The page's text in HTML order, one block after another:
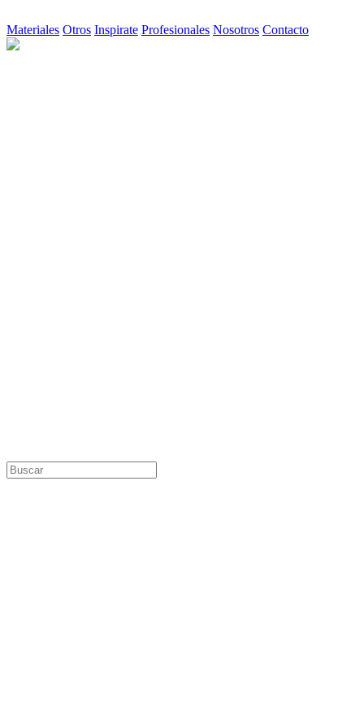
Materiales Otros Inspirate Profesionales Nosotros Contacto